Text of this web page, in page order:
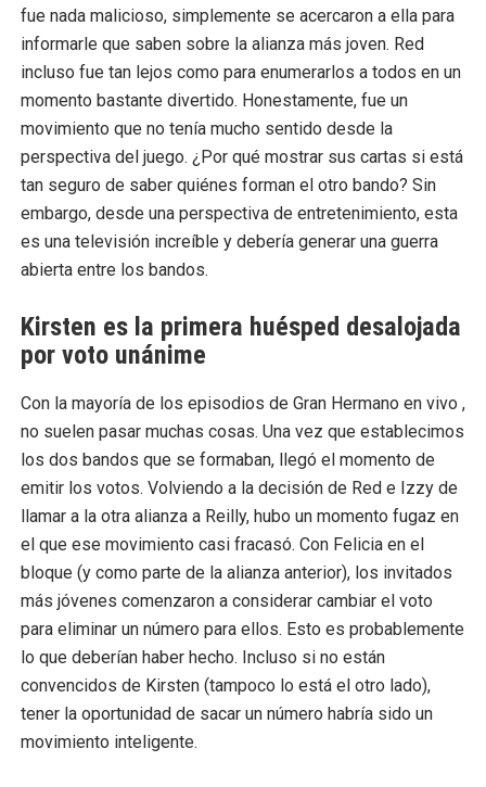
fue nada malicioso, simplemente se acercaron a ella para
informarle que saben sobre la alianza más joven. Red
incluso fue tan lejos como para enumerarlos a todos en un
momento bastante divertido. Honestamente, fue un
movimiento que no tenía mucho sentido desde la
perspectiva del juego. ¿Por qué mostrar sus cartas si está
tan seguro de saber quiénes forman el otro bando? Sin
embargo, desde una perspectiva de entretenimiento, esta
es una televisión increíble y debería generar una guerra
abierta entre los bandos.
Kirsten es la primera huésped desalojada
por voto unánime
Con la mayoría de los episodios de Gran Hermano en vivo ,
no suelen pasar muchas cosas. Una vez que establecimos
los dos bandos que se formaban, llegó el momento de
emitir los votos. Volviendo a la decisión de Red e Izzy de
llamar a la otra alianza a Reilly, hubo un momento fugaz en
el que ese movimiento casi fracasó. Con Felicia en el
bloque (y como parte de la alianza anterior), los invitados
más jóvenes comenzaron a considerar cambiar el voto
para eliminar un número para ellos. Esto es probablemente
lo que deberían haber hecho. Incluso si no están
convencidos de Kirsten (tampoco lo está el otro lado),
tener la oportunidad de sacar un número habría sido un
movimiento inteligente.